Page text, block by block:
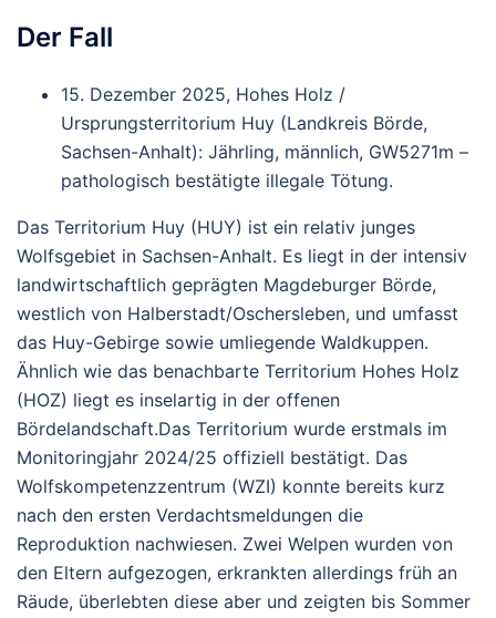
Der Fall
15. Dezember 2025, Hohes Holz /
Ursprungsterritorium Huy (Landkreis Börde,
Sachsen-Anhalt): Jährling, männlich, GW5271m –
pathologisch bestätigte illegale Tötung.
Das Territorium Huy (HUY) ist ein relativ junges
Wolfsgebiet in Sachsen-Anhalt. Es liegt in der intensiv
landwirtschaftlich geprägten Magdeburger Börde,
westlich von Halberstadt/Oschersleben, und umfasst
das Huy-Gebirge sowie umliegende Waldkuppen.
Ähnlich wie das benachbarte Territorium Hohes Holz
(HOZ) liegt es inselartig in der offenen
Bördelandschaft.Das Territorium wurde erstmals im
Monitoringjahr 2024/25 offiziell bestätigt. Das
Wolfskompetenzzentrum (WZI) konnte bereits kurz
nach den ersten Verdachtsmeldungen die
Reproduktion nachwiesen. Zwei Welpen wurden von
den Eltern aufgezogen, erkrankten allerdings früh an
Räude, überlebten diese aber und zeigten bis Sommer